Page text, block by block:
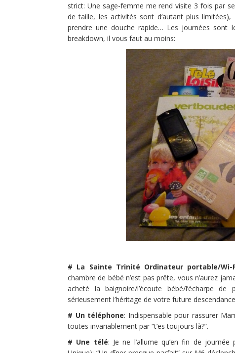
strict: Une sage-femme me rend visite 3 fois par
de taille, les activités sont d’autant plus
prendre une douche rapide… Les journées sont
breakdown, il vous faut au moins:
# La Sainte Trinité Ordinateur portable/Wi-
chambre de bébé n’est pas prête, vous n’aurez
acheté la baignoire/l’écoute bébé/l’écharpe
sérieusement l’héritage de votre future
# Un téléphone: Indispensable pour rassurer
toutes invariablement par “t’es toujours là?”.
# Une télé: Je ne l’allume qu’en fin de